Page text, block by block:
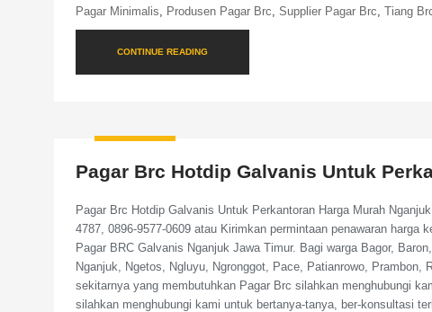
Pagar Minimalis, Produsen Pagar Brc, Supplier Pagar Brc, Tiang
CONTINUE READING
Pagar Brc Hotdip Galvanis Untuk
Pagar Brc Hotdip Galvanis Untuk Perkantoran Harga Murah
4787, 0896-9577-0609 atau Kirimkan permintaan penawaran
Pagar BRC Galvanis Nganjuk Jawa Timur. Bagi warga Bagor,
Nganjuk, Ngetos, Ngluyu, Ngronggot, Pace, Patianrowo, Prambon,
sekitarnya yang membutuhkan Pagar Brc silahkan menghubungi
silahkan menghubungi kami untuk bertanya-tanya, ber-konsultasi